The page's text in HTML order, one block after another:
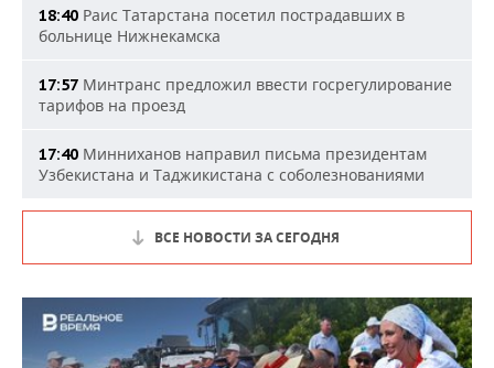
18:40 Раис Татарстана посетил пострадавших в
больнице Нижнекамска
17:57 Минтранс предложил ввести госрегулирование
тарифов на проезд
17:40 Минниханов направил письма президентам
Узбекистана и Таджикистана с соболезнованиями
ВСЕ НОВОСТИ ЗА СЕГОДНЯ